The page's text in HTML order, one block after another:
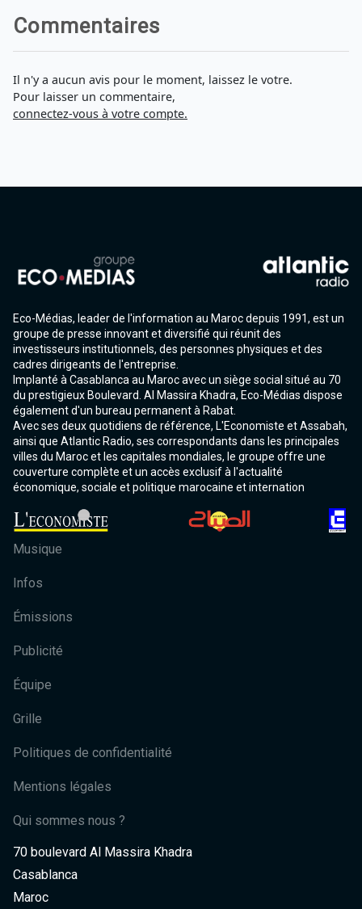
Commentaires
Il n'y a aucun avis pour le moment, laissez le votre.
Pour laisser un commentaire,
connectez-vous à votre compte.
Eco-Médias, leader de l'information au Maroc depuis 1991, est un
groupe de presse innovant et diversifié qui réunit des
investisseurs institutionnels, des personnes physiques et des
cadres dirigeants de l'entreprise.
Implanté à Casablanca au Maroc avec un siège social situé au 70
du prestigieux Boulevard. Al Massira Khadra, Eco-Médias dispose
également d'un bureau permanent à Rabat.
Avec ses deux quotidiens de référence, L'Economiste et Assabah,
ainsi que Atlantic Radio, ses correspondants dans les principales
villes du Maroc et les capitales mondiales, le groupe offre une
couverture complète et un accès exclusif à l'actualité
économique, sociale et politique marocaine et internation
Musique
Infos
Émissions
Publicité
Équipe
Grille
Politiques de confidentialité
Mentions légales
Qui sommes nous ?
70 boulevard Al Massira Khadra
Casablanca
Maroc